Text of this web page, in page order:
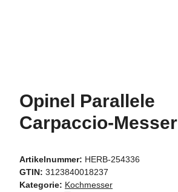
Opinel Parallele
Carpaccio-Messer
Artikelnummer: HERB-254336
GTIN: 3123840018237
Kategorie: Kochmesser